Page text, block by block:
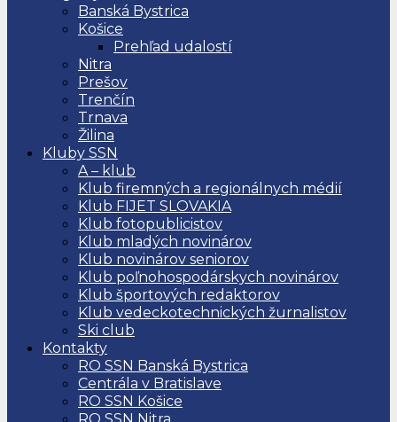
Banská Bystrica
Košice
Prehľad udalostí
Nitra
Prešov
Trenčín
Trnava
Žilina
Kluby SSN
A – klub
Klub firemných a regionálnych médií
Klub FIJET SLOVAKIA
Klub fotopublicistov
Klub mladých novinárov
Klub novinárov seniorov
Klub poľnohospodárskych novinárov
Klub športových redaktorov
Klub vedeckotechnických žurnalistov
Ski club
Kontakty
RO SSN Banská Bystrica
Centrála v Bratislave
RO SSN Košice